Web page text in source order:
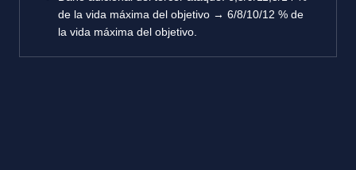
de la vida máxima del objetivo → 6/8/10/12 % de
la vida máxima del objetivo.